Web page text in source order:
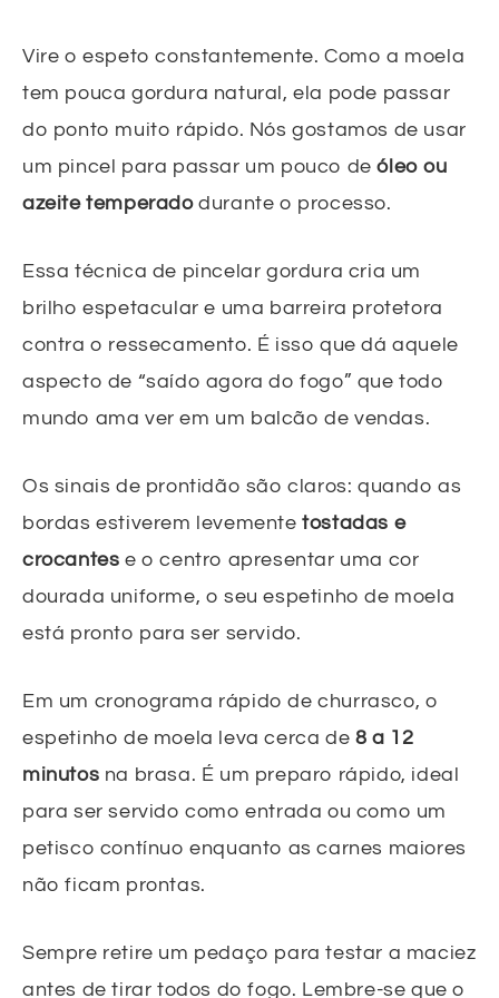
Vire o espeto constantemente. Como a moela
tem pouca gordura natural, ela pode passar
do ponto muito rápido. Nós gostamos de usar
um pincel para passar um pouco deóleo ou
azeite temperadodurante o processo.
Essa técnica de pincelar gordura cria um
brilho espetacular e uma barreira protetora
contra o ressecamento. É isso que dá aquele
aspecto de “saído agora do fogo” que todo
mundo ama ver em um balcão de vendas.
Os sinais de prontidão são claros: quando as
bordas estiverem levementetostadas e
crocantes e o centro apresentar uma cor
dourada uniforme, o seu espetinho de moela
está pronto para ser servido.
Em um cronograma rápido de churrasco, o
espetinho de moela leva cerca de 8 a 12
minutos na brasa. É um preparo rápido, ideal
para ser servido como entrada ou como um
petisco contínuo enquanto as carnes maiores
não ficam prontas.
Sempre retire um pedaço para testar a maciez
antes de tirar todos do fogo. Lembre-se que o